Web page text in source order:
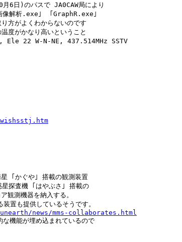
6日)のパスで JA0CAW局により
画像解析.exe｣  ｢GraphR.exe｣
方がよくわからないのです
度がかなり高いということ
22 W-N-NE, 437.514MHz SSTV
｢かぐや｣ 搭載の観測装置
星探査機 ｢はやぶさ｣ 搭載の
観測機器を納入する。
置も提供しているそうです。
news/mms-collaborates.html
機能が埋め込まれているので